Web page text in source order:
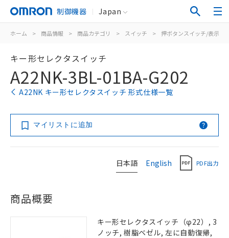
制御機器 Japan
ホーム > 商品情報 > 商品カテゴリ > スイッチ > 押ボタンスイッチ/表示灯
キー形セレクタスイッチ
A22NK-3BL-01BA-G202
A22NK キー形セレクタスイッチ 形式仕様一覧
マイリストに追加
日本語 English PDF出力
商品概要
キー形セレクタスイッチ（φ22）, 3
ノッチ, 樹脂ベゼル, 左に自動復帰,